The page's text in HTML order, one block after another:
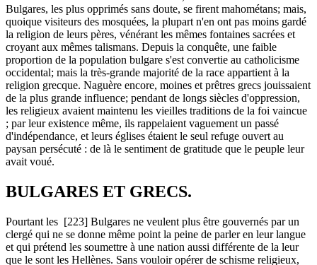
Bulgares, les plus opprimés sans doute, se firent mahométans; mais,
quoique visiteurs des mosquées, la plupart n'en ont pas moins gardé
la religion de leurs pères, vénérant les mêmes fontaines sacrées et
croyant aux mêmes talismans. Depuis la conquête, une faible
proportion de la population bulgare s'est convertie au catholicisme
occidental; mais la très-grande majorité de la race appartient à la
religion grecque. Naguère encore, moines et prêtres grecs jouissaient
de la plus grande influence; pendant de longs siècles d'oppression,
les religieux avaient maintenu les vieilles traditions de la foi vaincue
; par leur existence même, ils rappelaient vaguement un passé
d'indépendance, et leurs églises étaient le seul refuge ouvert au
paysan persécuté : de là le sentiment de gratitude que le peuple leur
avait voué.
BULGARES ET GRECS.
Pourtant les [223] Bulgares ne veulent plus être gouvernés par un
clergé qui ne se donne même point la peine de parler en leur langue
et qui prétend les soumettre à une nation aussi différente de la leur
que le sont les Hellènes. Sans vouloir opérer de schisme religieux,